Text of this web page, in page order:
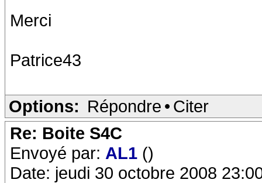
Merci
Patrice43
Options: Répondre • Citer
Re: Boite S4C
Envoyé par: AL1 ()
Date: jeudi 30 octobre 2008